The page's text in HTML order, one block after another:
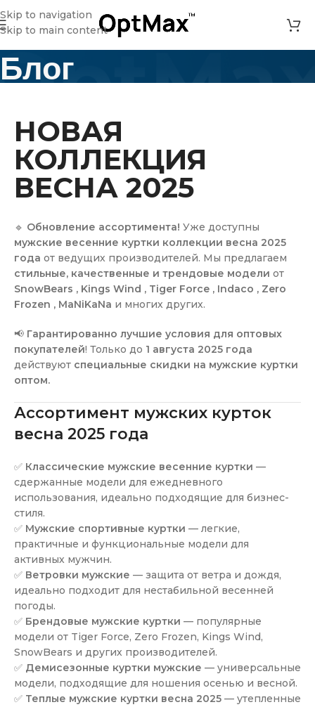
Skip to navigation
Skip to main content
Блог
НОВАЯ
КОЛЛЕКЦИЯ
ВЕСНА 2025
🔹 Обновление ассортимента! Уже доступны
мужские весенние куртки коллекции весна 2025
года от ведущих производителей. Мы предлагаем
стильные, качественные и трендовые модели от
SnowBears , Kings Wind , Tiger Force , Indaco , Zero
Frozen , MaNiKaNa и многих других.
📢 Гарантированно лучшие условия для оптовых
покупателей! Только до 1 августа 2025 года
действуют специальные скидки на мужские куртки
оптом.
Ассортимент мужских курток
весна 2025 года
✅ Классические мужские весенние куртки —
сдержанные модели для ежедневного
использования, идеально подходящие для бизнес-
стиля.
✅ Мужские спортивные куртки — легкие,
практичные и функциональные модели для
активных мужчин.
✅ Ветровки мужские — защита от ветра и дождя,
идеально подходит для нестабильной весенней
погоды.
✅ Брендовые мужские куртки — популярные
модели от Tiger Force, Zero Frozen, Kings Wind,
SnowBears и других производителей.
✅ Демисезонные куртки мужские — универсальные
модели, подходящие для ношения осенью и весной.
✅ Теплые мужские куртки весна 2025 — утепленные